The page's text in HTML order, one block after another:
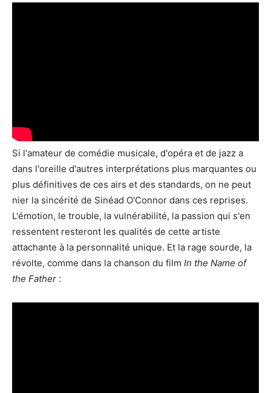
Si l'amateur de comédie musicale, d'opéra et de jazz a
dans l'oreille d'autres interprétations plus marquantes ou
plus définitives de ces airs et des standards, on ne peut
nier la sincérité de Sinéad O'Connor dans ces reprises.
L'émotion, le trouble, la vulnérabilité, la passion qui s'en
ressentent resteront les qualités de cette artiste
attachante à la personnalité unique. Et la rage sourde, la
révolte, comme dans la chanson du film In the Name of
the Father :